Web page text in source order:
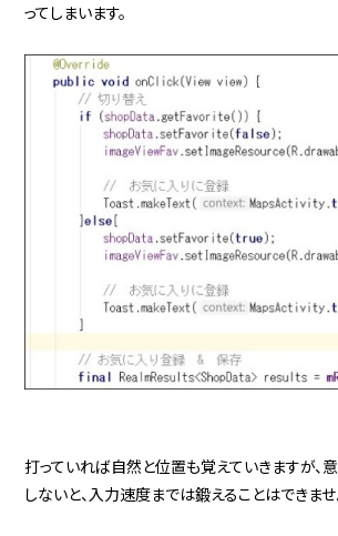
ってしまいます。
打っていれば自然と位置も覚えていきますが、
しないと、入力速度までは鍛えることはできませ